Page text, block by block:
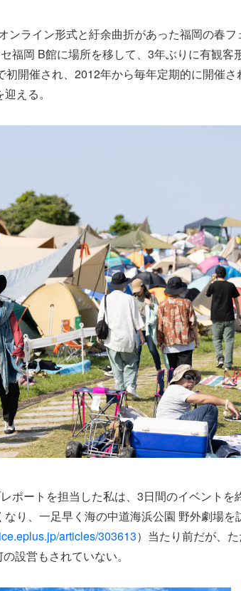
ンライン形式と紆余曲折があった福岡の春フ
福岡 B館に場所を移して、3年ぶりに有観客
開催され、2012年から毎年定期的に開催
える。
ポートを担当した私は、3日間のイベントを
り、一足早く海の中道海浜公園 野外劇場を
articles/303613）当たり前だが、
設営もされていない。